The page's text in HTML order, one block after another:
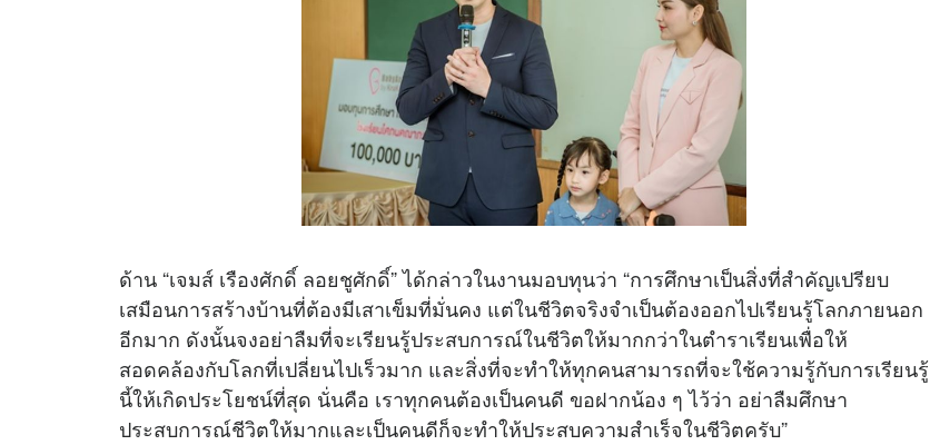
ด้าน “เจมส์ เรืองศักดิ์ ลอยชูศักดิ์” ได้กล่าวในงานมอบทุนว่า “การศึกษาเป็นสิ่งที่สำคัญเปรียบ
เสมือนการสร้างบ้านที่ต้องมีเสาเข็มที่มั่นคง แต่ในชีวิตจริงจำเป็นต้องออกไปเรียนรู้โลกภายนอก
อีกมาก ดังนั้นจงอย่าลืมที่จะเรียนรู้ประสบการณ์ในชีวิตให้มากกว่าในตำราเรียนเพื่อให้
สอดคล้องกับโลกที่เปลี่ยนไปเร็วมาก และสิ่งที่จะทำให้ทุกคนสามารถที่จะใช้ความรู้กับการเรียนรู้
นี้ให้เกิดประโยชน์ที่สุด นั่นคือ เราทุกคนต้องเป็นคนดี ขอฝากน้อง ๆ ไว้ว่า อย่าลืมศึกษา
ประสบการณ์ชีวิตให้มากและเป็นคนดีก็จะทำให้ประสบความสำเร็จในชีวิตครับ”